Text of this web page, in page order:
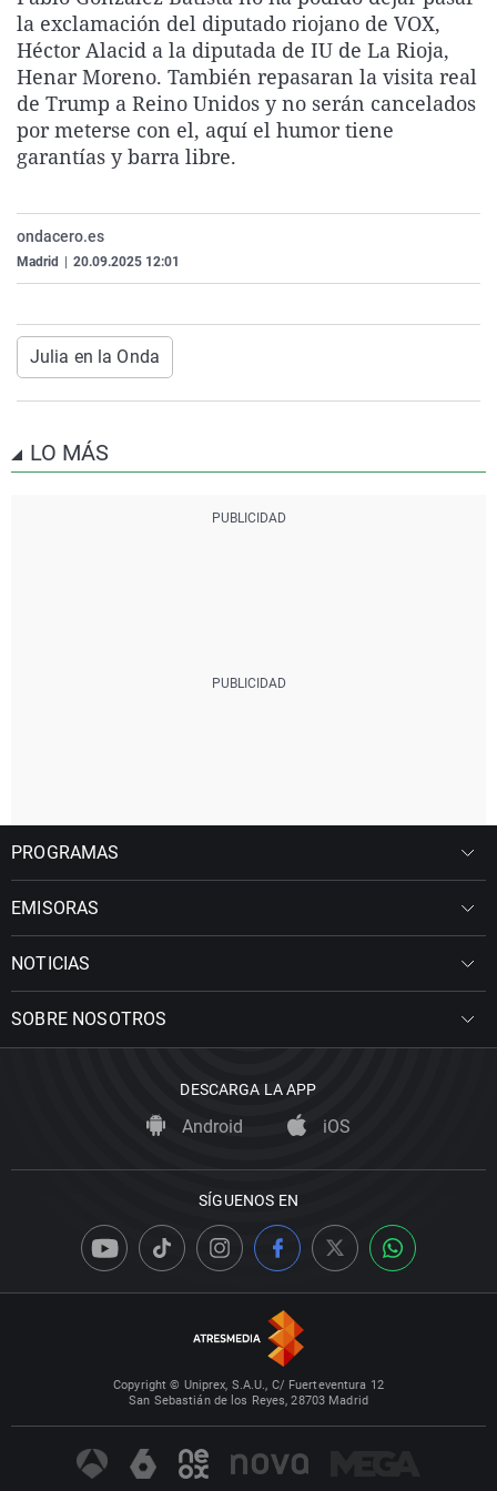
La rosa de los vientos
Gente viajera
Como el perro y el
Caso
Retornados
Equipo de
Operación Viuda
Extremadura
Galicia
La Rioja
Navarra
Virales
Televisión
Elecciones
la exclamación del diputado riojano de VOX,
Héctor Alacid a la diputada de IU de La Rioja,
Henar Moreno. También repasaran la visita real
de Trump a Reino Unidos y no serán cancelados
por meterse con el, aquí el humor tiene
garantías y barra libre.
ondacero.es
Madrid 20.09.2025 12:01
Julia en la Onda
LO MÁS
PROGRAMAS
EMISORAS
NOTICIAS
SOBRE NOSOTROS
DESCARGA LA APP
Android iOS
SÍGUENOS EN
Copyright © Uniprex, S.A.U., C/ Fuerteventura 12
San Sebastián de los Reyes, 28703 Madrid